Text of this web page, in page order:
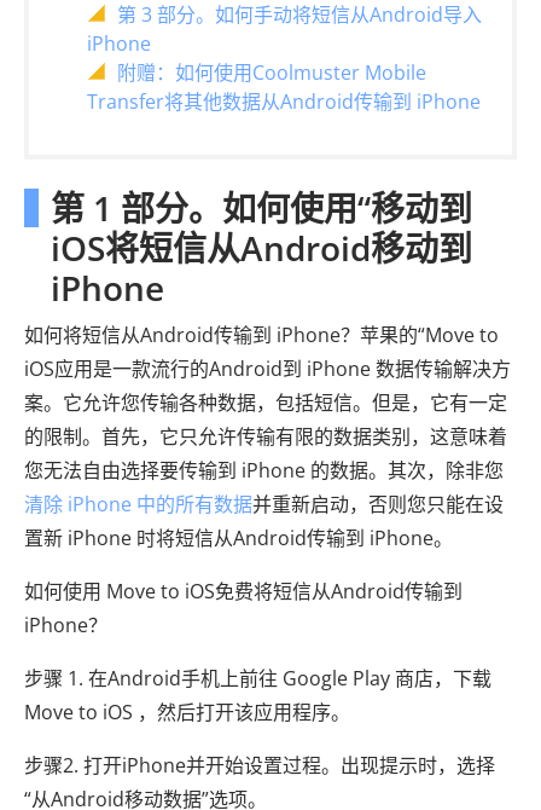
第 3 部分。如何手动将短信从Android导入
iPhone
附赠：如何使用Coolmuster Mobile
Transfer将其他数据从Android传输到 iPhone
第 1 部分。如何使用“移动到
iOS将短信从Android移动到
iPhone
如何将短信从Android传输到 iPhone？苹果的“Move to
iOS应用是一款流行的Android到 iPhone 数据传输解决方
案。它允许您传输各种数据，包括短信。但是，它有一定
的限制。首先，它只允许传输有限的数据类别，这意味着
您无法自由选择要传输到 iPhone 的数据。其次，除非您
清除 iPhone 中的所有数据并重新启动，否则您只能在设
置新 iPhone 时将短信从Android传输到 iPhone。
如何使用 Move to iOS免费将短信从Android传输到
iPhone？
步骤 1. 在Android手机上前往 Google Play 商店，下载
Move to iOS ，然后打开该应用程序。
步骤2. 打开iPhone并开始设置过程。出现提示时，选择
“从Android移动数据”选项。